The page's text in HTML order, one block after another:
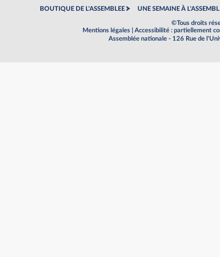
BOUTIQUE DE L'ASSEMBLEE UNE SEMAINE À
©Tous droits
Mentions légales
Accessibilité : partiellement
Assemblée nationale - 126 Rue de